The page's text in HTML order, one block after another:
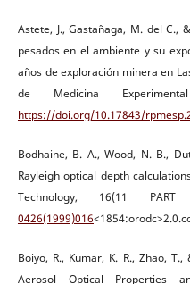
Astete, J., Gastañaga, M. del C.,
pesados en el ambiente y su
años de exploración minera en
de Medicina
https://doi.org/10.17843/
Bodhaine, B. A., Wood, N. B.,
Rayleigh optical depth
Technology, 16(11
0426(1999)016
Boiyo, R., Kumar, K. R., Zhao,
Aerosol Optical Properties